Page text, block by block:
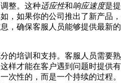
整。这种适应性和响应速度是提
，如果你的公司推出了新产品，
，确保客服人员能够提供最新的
的培训和支持。客服人员需要熟
样才能在客户遇到问题时提供有
次性的，而是一个持续的过程。